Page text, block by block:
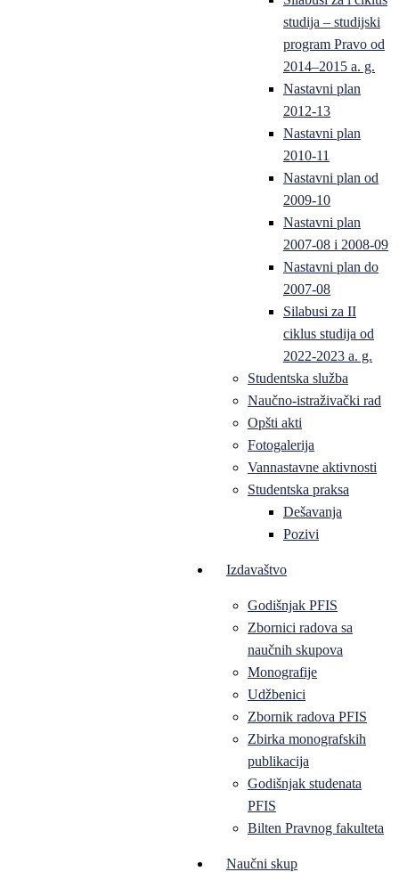
studija – studijski
program Pravo od
2014–2015 a. g.
Nastavni plan
2012-13
Nastavni plan
2010-11
Nastavni plan od
2009-10
Nastavni plan
2007-08 i 2008-09
Nastavni plan do
2007-08
Silabusi za II
ciklus studija od
2022-2023 a. g.
Studentska služba
Naučno-istraživački rad
Opšti akti
Fotogalerija
Vannastavne aktivnosti
Studentska praksa
Dešavanja
Pozivi
Izdavaštvo
Godišnjak PFIS
Zbornici radova sa
naučnih skupova
Monografije
Udžbenici
Zbornik radova PFIS
Zbirka monografskih
publikacija
Godišnjak studenata
PFIS
Bilten Pravnog fakulteta
Naučni skup